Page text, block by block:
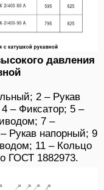
давления
2 – Рукав
– Фиксатор; 5 –
7 –
Рукав напорный; 9
11 – Кольцо
ГОСТ 1882973.